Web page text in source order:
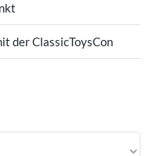
der ClassicToysCon